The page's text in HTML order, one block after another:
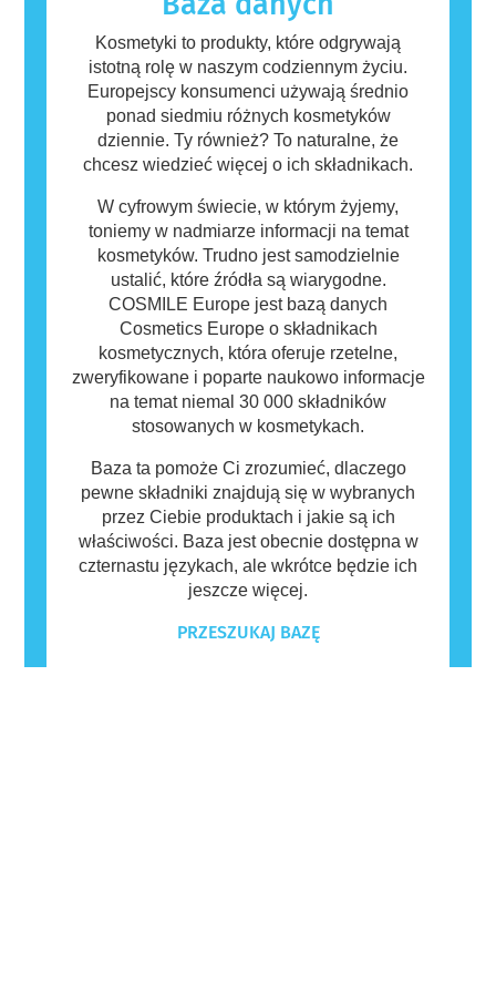
osób mogą okazać się alergizujące. Nie
oznacza to jednak, że produkt nie jest
bezpieczny dla innych.
Kosmetyki to produkty, które odgrywają
istotną rolę w naszym codziennym życiu.
Europejscy konsumenci używają średnio
ponad siedmiu różnych kosmetyków
dziennie. Ty również? To naturalne, że
chcesz wiedzieć więcej o ich składnikach.
W cyfrowym świecie, w którym żyjemy,
toniemy w nadmiarze informacji na temat
kosmetyków. Trudno jest samodzielnie
ustalić, które źródła są wiarygodne.
COSMILE Europe jest bazą danych
Cosmetics Europe o składnikach
kosmetycznych, która oferuje rzetelne,
zweryfikowane i poparte naukowo informacje
na temat niemal 30 000 składników
stosowanych w kosmetykach.
Baza ta pomoże Ci zrozumieć, dlaczego
pewne składniki znajdują się w wybranych
przez Ciebie produktach i jakie są ich
właściwości. Baza jest obecnie dostępna w
czternastu językach, ale wkrótce będzie ich
jeszcze więcej.
PRZESZUKAJ BAZĘ